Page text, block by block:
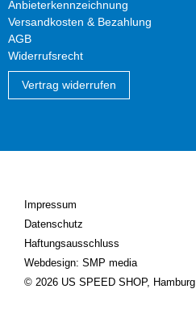
Anbieterkennzeichnung
Versandkosten & Bezahlung
AGB
Widerrufsrecht
Vertrag widerrufen
Impressum
Datenschutz
Haftungsausschluss
Webdesign: SMP media
© 2026 US SPEED SHOP, Hamburg